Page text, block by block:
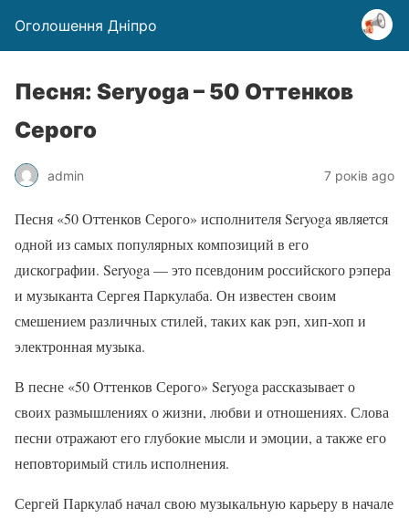
Оголошення Дніпро
Песня: Seryoga – 50 Оттенков
Серого
admin 7 років ago
Песня «50 Оттенков Серого» исполнителя Seryoga является
одной из самых популярных композиций в его
дискографии. Seryoga — это псевдоним российского рэпера
и музыканта Сергея Паркулаба. Он известен своим
смешением различных стилей, таких как рэп, хип-хоп и
электронная музыка.
В песне «50 Оттенков Серого» Seryoga рассказывает о
своих размышлениях о жизни, любви и отношениях. Слова
песни отражают его глубокие мысли и эмоции, а также его
неповторимый стиль исполнения.
Сергей Паркулаб начал свою музыкальную карьеру в начале